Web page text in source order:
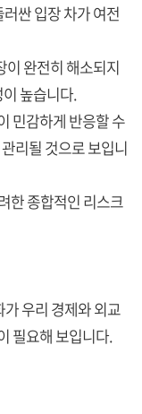
싼 입장 차가 여전
이 완전히 해소되지
높습니다.
민감하게 반응할 수
리될 것으로 보입니
한 종합적인 리스크
우리 경제와 외교
필요해 보입니다.